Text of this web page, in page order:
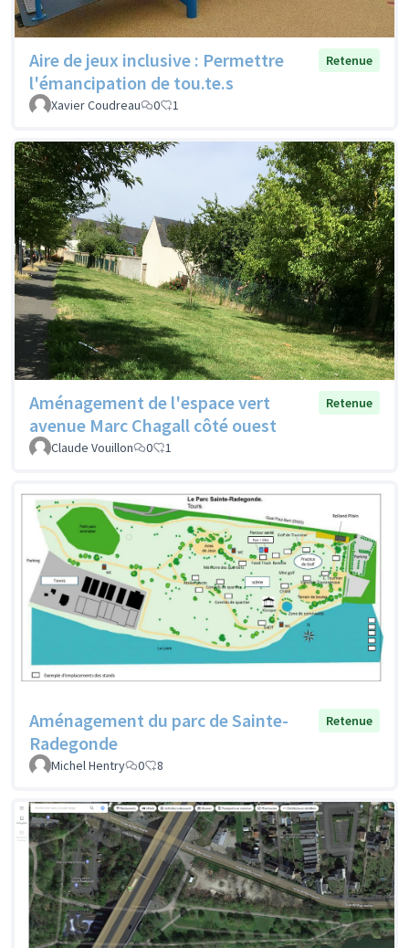
Aire de jeux inclusive : Permettre
l'émancipation de tou.te.s
Retenue
Xavier Coudreau 0 1
Aménagement de l'espace vert
avenue Marc Chagall côté ouest
Retenue
Claude Vouillon 0 1
Aménagement du parc de Sainte-
Radegonde
Retenue
Michel Hentry 0 8